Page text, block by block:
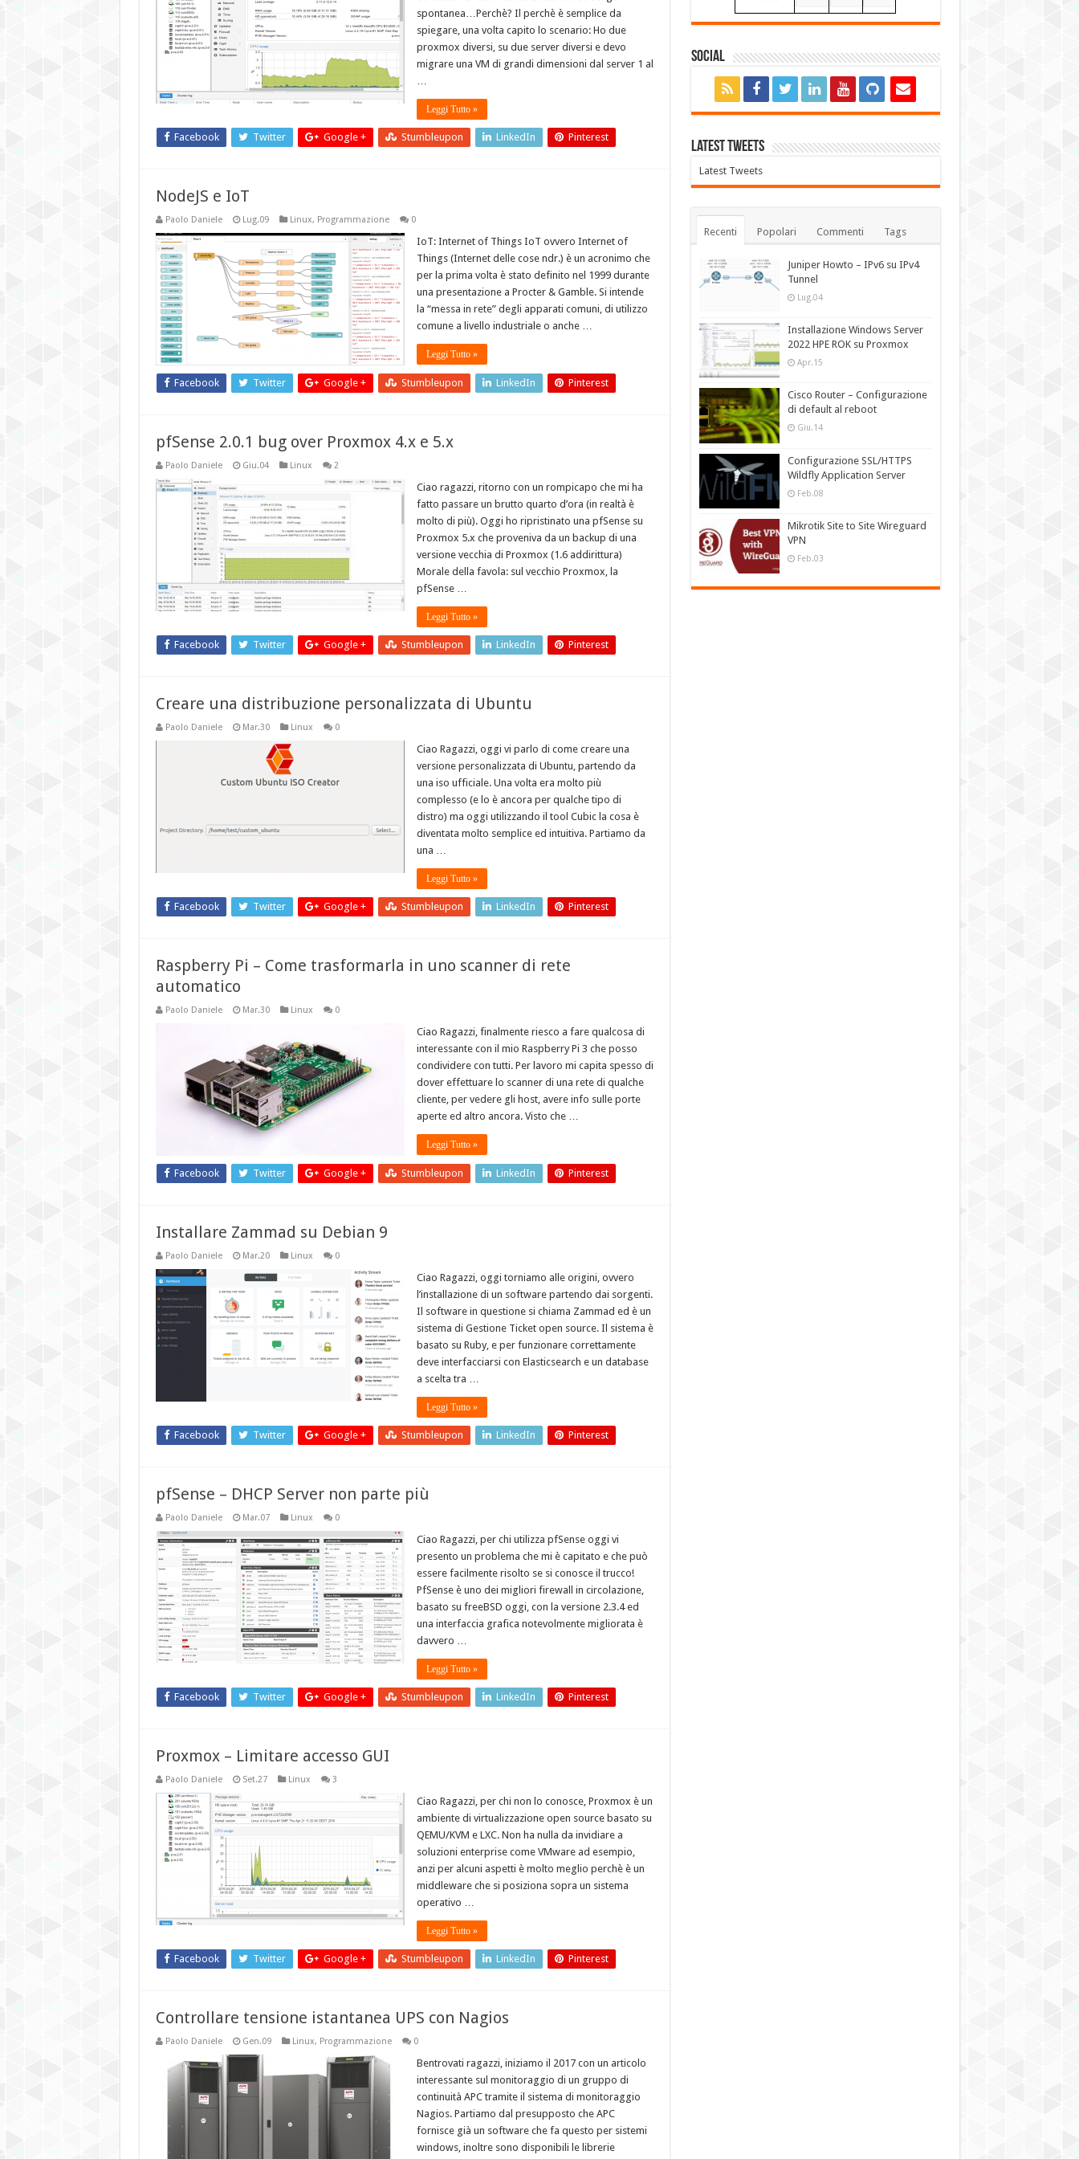
spontanea…Perchè? Il perchè è semplice da
spiegare, una volta capito lo scenario: Ho due
proxmox diversi, su due server diversi e devo
migrare una VM di grandi dimensioni dal server 1 al
…
Leggi Tutto »
Facebook Twitter Google + Stumbleupon LinkedIn Pinterest
NodeJS e IoT
Paolo Daniele Lug.09 Linux, Programmazione 0
IoT: Internet of Things IoT ovvero Internet of
Things (Internet delle cose ndr.) è un acronimo che
per la prima volta è stato definito nel 1999 durante
una presentazione a Procter & Gamble. Si intende
la “messa in rete” degli apparati comuni, di utilizzo
comune a livello industriale o anche …
Leggi Tutto »
Facebook Twitter Google + Stumbleupon LinkedIn Pinterest
pfSense 2.0.1 bug over Proxmox 4.x e 5.x
Paolo Daniele Giu.04 Linux 2
Ciao ragazzi, ritorno con un rompicapo che mi ha
fatto passare un brutto quarto d’ora (in realtà è
molto di più). Oggi ho ripristinato una pfSense su
Proxmox 5.x che proveniva da un backup di una
versione vecchia di Proxmox (1.6 addirittura)
Morale della favola: sul vecchio Proxmox, la
pfSense …
Leggi Tutto »
Facebook Twitter Google + Stumbleupon LinkedIn Pinterest
Creare una distribuzione personalizzata di Ubuntu
Paolo Daniele Mar.30 Linux 0
Ciao Ragazzi, oggi vi parlo di come creare una
versione personalizzata di Ubuntu, partendo da
una iso ufficiale. Una volta era molto più
complesso (e lo è ancora per qualche tipo di
distro) ma oggi utilizzando il tool Cubic la cosa è
diventata molto semplice ed intuitiva. Partiamo da
una …
Leggi Tutto »
Facebook Twitter Google + Stumbleupon LinkedIn Pinterest
Raspberry Pi – Come trasformarla in uno scanner di rete
automatico
Paolo Daniele Mar.30 Linux 0
Ciao Ragazzi, finalmente riesco a fare qualcosa di
interessante con il mio Raspberry Pi 3 che posso
condividere con tutti. Per lavoro mi capita spesso di
dover effettuare lo scanner di una rete di qualche
cliente, per vedere gli host, avere info sulle porte
aperte ed altro ancora. Visto che …
Leggi Tutto »
Facebook Twitter Google + Stumbleupon LinkedIn Pinterest
Installare Zammad su Debian 9
Paolo Daniele Mar.20 Linux 0
Ciao Ragazzi, oggi torniamo alle origini, ovvero
l’installazione di un software partendo dai sorgenti.
Il software in questione si chiama Zammad ed è un
sistema di Gestione Ticket open source. Il sistema è
basato su Ruby, e per funzionare correttamente
deve interfacciarsi con Elasticsearch e un database
a scelta tra …
Leggi Tutto »
Facebook Twitter Google + Stumbleupon LinkedIn Pinterest
pfSense – DHCP Server non parte più
Paolo Daniele Mar.07 Linux 0
Ciao Ragazzi, per chi utilizza pfSense oggi vi
presento un problema che mi è capitato e che può
essere facilmente risolto se si conosce il trucco!
PfSense è uno dei migliori firewall in circolazione,
basato su freeBSD oggi, con la versione 2.3.4 ed
una interfaccia grafica notevolmente migliorata è
davvero …
Leggi Tutto »
Facebook Twitter Google + Stumbleupon LinkedIn Pinterest
Proxmox – Limitare accesso GUI
Paolo Daniele Set.27 Linux 3
Ciao Ragazzi, per chi non lo conosce, Proxmox è un
ambiente di virtualizzazione open source basato su
QEMU/KVM e LXC. Non ha nulla da invidiare a
soluzioni enterprise come VMware ad esempio,
anzi per alcuni aspetti è molto meglio perchè è un
middleware che si posiziona sopra un sistema
operativo …
Leggi Tutto »
Facebook Twitter Google + Stumbleupon LinkedIn Pinterest
Controllare tensione istantanea UPS con Nagios
Paolo Daniele Gen.09 Linux, Programmazione 0
Bentrovati ragazzi, iniziamo il 2017 con un articolo
interessante sul monitoraggio di un gruppo di
continuità APC tramite il sistema di monitoraggio
Nagios. Partiamo dal presupposto che APC
fornisce già un software che fa questo per sistemi
windows, inoltre sono disponibili le librerie
Social
Latest Tweets
Latest Tweets
Recenti Popolari Commenti Tags
Juniper Howto – IPv6 su IPv4
Tunnel
Lug.04
Installazione Windows Server
2022 HPE ROK su Proxmox
Apr.15
Cisco Router – Configurazione
di default al reboot
Giu.14
Configurazione SSL/HTTPS
Wildfly Application Server
Feb.08
Mikrotik Site to Site Wireguard
VPN
Feb.03